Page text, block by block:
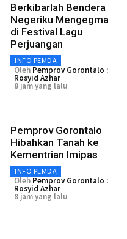
Berkibarlah Bendera
Negeriku Mengegma
di Festival Lagu
Perjuangan
INFO PEMDA
Oleh Pemprov Gorontalo :
Rosyid Azhar
8 jam yang lalu
Pemprov Gorontalo
Hibahkan Tanah ke
Kementrian Imipas
INFO PEMDA
Oleh Pemprov Gorontalo :
Rosyid Azhar
8 jam yang lalu